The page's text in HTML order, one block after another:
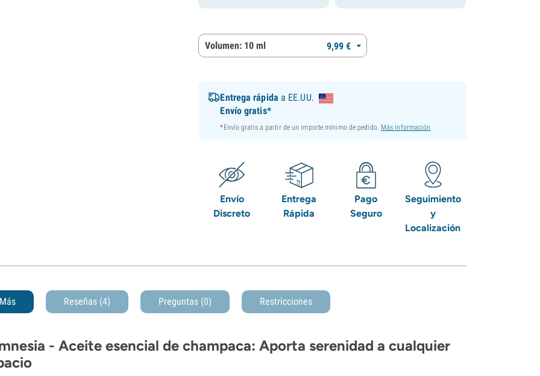
Volumen: 10 ml 9,99 €
Entrega rápida a EE.UU.
Envío gratis*
*Envío gratis a partir de un importe mínimo de pedido. Más información
Envío
Discreto
Entrega
Rápida
Pago
Seguro
Seguimiento
y
Localización
Más Reseñas (4) Preguntas (0) Restricciones
- Aceite esencial de champaca: Aporta serenidad a cualquier